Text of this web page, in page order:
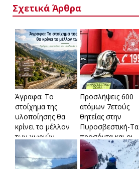
Σχετικά Άρθρα
Άγραφα: Το
στοίχημα της
υλοποίησης θα
κρίνει το μέλλον
των χωριών-
Δρόμοι,
μονοπάτια και
υποδομές στο
Προσλήψεις 600
ατόμων 7ετούς
θητείας στην
Πυροσβεστική-Τα
προσόντα και οι
προϋποθέσεις-
Πότε ξεκινούν οι
αιτήσεις